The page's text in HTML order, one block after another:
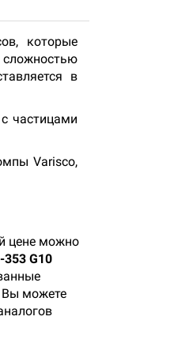
которые
сложностью
в
частицами
Varisco,
цене можно
G10
Вы можете